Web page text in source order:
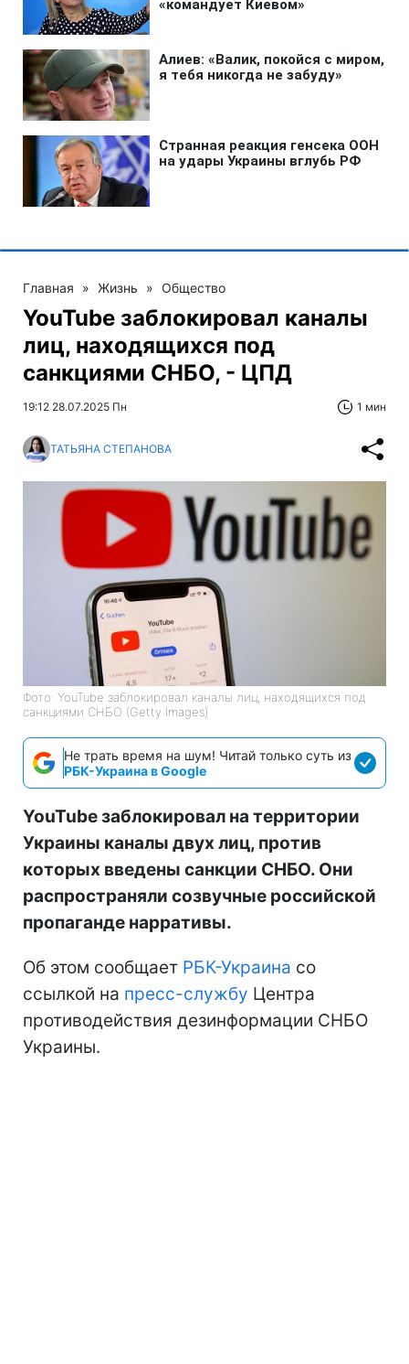
Главная » Жизнь » Общество
YouTube заблокировал каналы
лиц, находящихся под
санкциями СНБО, - ЦПД
19:12 28.07.2025 Пн 1 мин
ТАТЬЯНА СТЕПАНОВА
Фото: YouTube заблокировал каналы лиц, находящихся под
санкциями СНБО (Getty Images)
Не трать время на шум! Читай только суть из
РБК-Украина в Google
YouTube заблокировал на территории
Украины каналы двух лиц, против
которых введены санкции СНБО. Они
распространяли созвучные российской
пропаганде нарративы.
Об этом сообщает РБК-Украина со
ссылкой на пресс-службу Центра
противодействия дезинформации СНБО
Украины.